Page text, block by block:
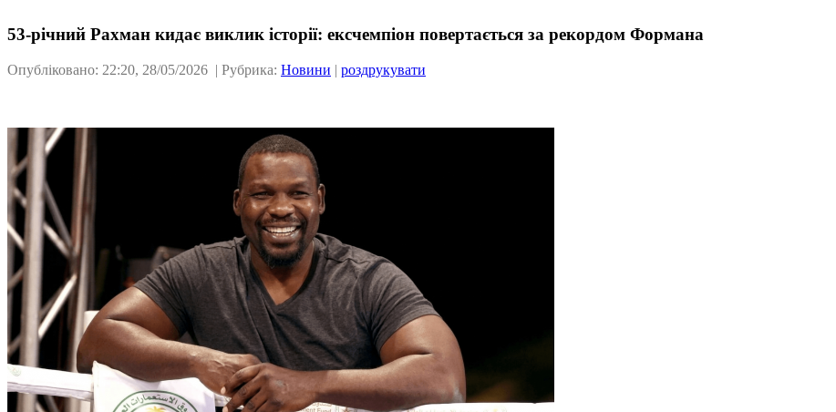
53-річний Рахман кидає виклик історії: ексчемпіон повертається за рекордом Формана
Опубліковано: 22:20, 28/05/2026 | Рубрика: Новини | роздрукувати